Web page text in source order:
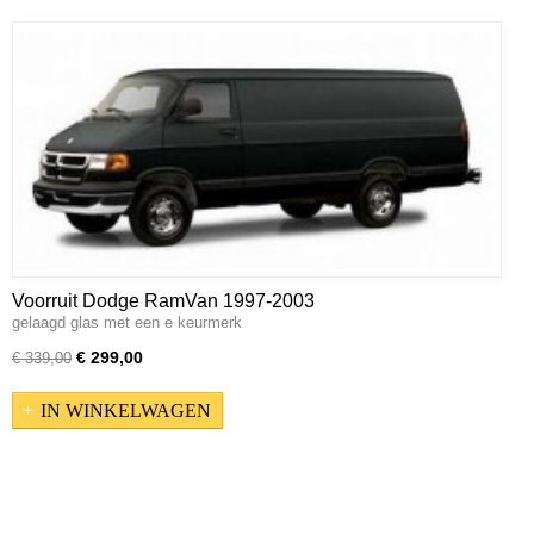
Voorruit Dodge RamVan 1997-2003
gelaagd glas met een e keurmerk
€ 339,00 € 299,00
IN WINKELWAGEN